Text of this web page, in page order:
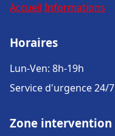
Accueil Informations
Horaires
Lun-Ven: 8h-19h
Service d'urgence 24/7
Zone intervention